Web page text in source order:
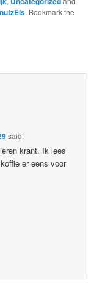
. Bookmark the
said:
krant. Ik lees
er eens voor